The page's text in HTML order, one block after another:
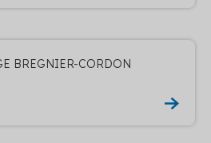
BREGNIER-CORDON